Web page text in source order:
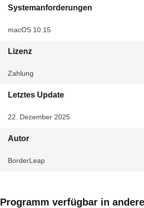
Systemanforderungen
macOS 10.15
Lizenz
Zahlung
Letztes Update
22. Dezember 2025
Autor
BorderLeap
Programm verfügbar in